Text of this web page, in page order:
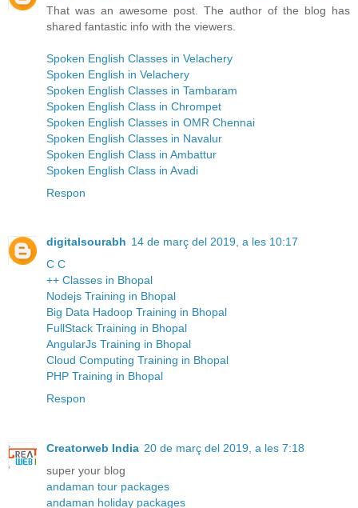
That was an awesome post. The author of the blog has
shared fantastic info with the viewers.
Spoken English Classes in Velachery
Spoken English in Velachery
Spoken English Classes in Tambaram
Spoken English Class in Chrompet
Spoken English Classes in OMR Chennai
Spoken English Classes in Navalur
Spoken English Class in Ambattur
Spoken English Class in Avadi
Respon
digitalsourabh 14 de març del 2019, a les 10:17
C C
++ Classes in Bhopal
Nodejs Training in Bhopal
Big Data Hadoop Training in Bhopal
FullStack Training in Bhopal
AngularJs Training in Bhopal
Cloud Computing Training in Bhopal
PHP Training in Bhopal
Respon
Creatorweb India 20 de març del 2019, a les 7:18
super your blog
andaman tour packages
andaman holiday packages